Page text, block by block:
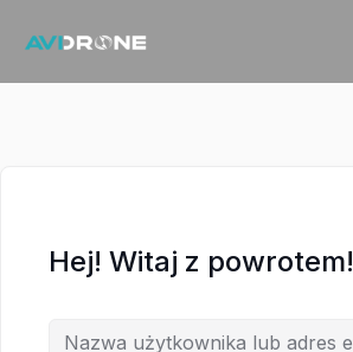
Hej! Witaj z powrotem!